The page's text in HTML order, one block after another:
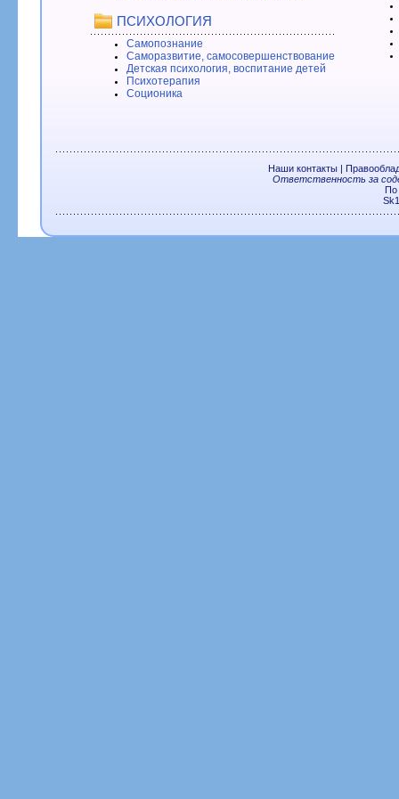
ПСИХОЛОГИЯ
Самопознание
Саморазвитие, самосовершенствование
Детская психология, воспитание детей
Психотерапия
Соционика
Наши контакты|
Ответственность за
По